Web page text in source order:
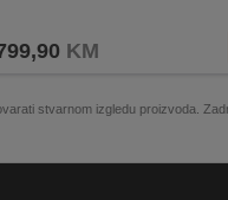
KM
stvarnom izgledu proizvoda.